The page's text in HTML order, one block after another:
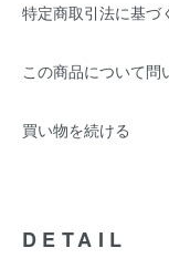
特定商取引法に基づ
この商品について問
買い物を続ける
DETAIL